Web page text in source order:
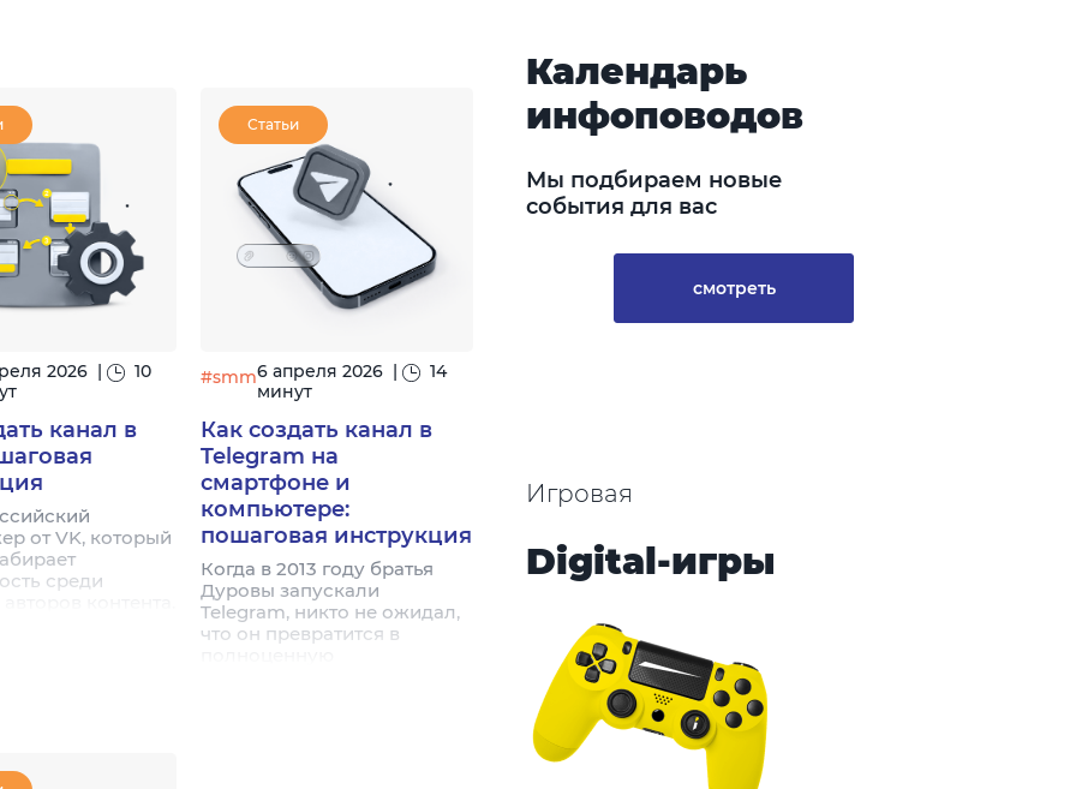
2026 |
10
канал в
от VK, который
среди
и создание
Статьи
#smm6 апреля 2026 |
14
минут
Как создать канал в
Telegram на
смартфоне и
компьютере:
пошаговая инструкция
Когда в 2013 году братья
Дуровы запускали
Telegram, никто не ожидал,
что он превратится в
Календарь
инфоповодов
Мы подбираем новые
события для вас
смотреть
Игровая
Digital-игры